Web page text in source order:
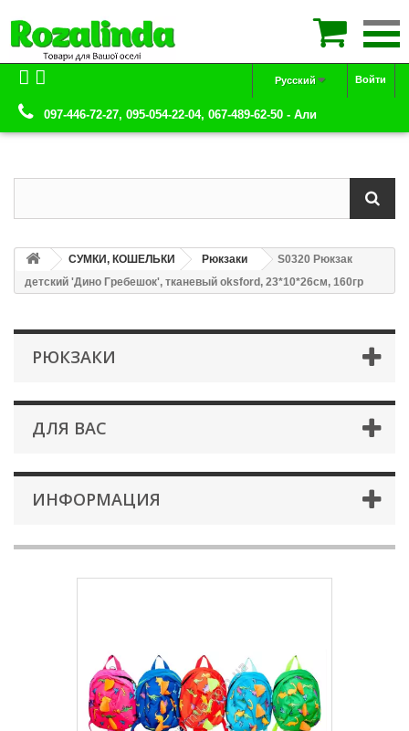
Войти
Русский
097-446-72-27, 095-054-22-04, 067-489-62-50 - Али
СУМКИ, КОШЕЛЬКИ Рюкзаки
S0320 Рюкзак
детский 'Дино Гребешок', тканевый oksford, 23*10*26см, 160гр
РЮКЗАКИ
ДЛЯ ВАС
ИНФОРМАЦИЯ
